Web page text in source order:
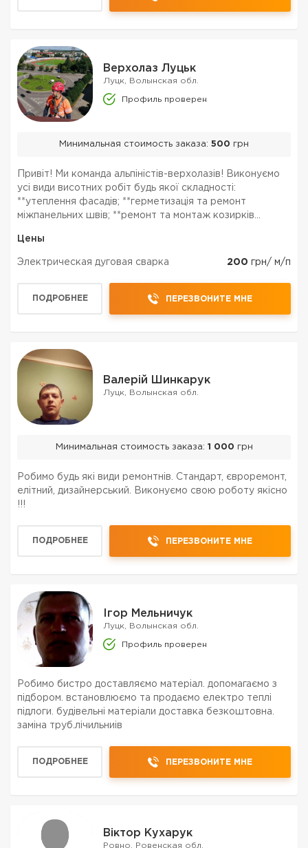
Верхолаз Луцьк
Луцк, Волынская обл.
Профиль проверен
Минимальная стоимость заказа: 500 грн
Привіт! Ми команда альпіністів-верхолазів! Виконуємо
усі види висотних робіт будь якої складності:
**утеплення фасадів; **герметизація та ремонт
міжпанельних швів; **ремонт та монтаж козирків
водостічної системи (ринви); **обрізка та кронування
де...
Цены
Электрическая дуговая сварка 200 грн/ м/п
ПОДРОБНЕЕ ПЕРЕЗВОНИТЕ МНЕ
Валерій Шинкарук
Луцк, Волынская обл.
Минимальная стоимость заказа: 1 000 грн
Робимо будь які види ремонтнів. Стандарт, євроремонт,
елітний, дизайнерський. Виконуємо свою роботу якісно
!!!
ПОДРОБНЕЕ ПЕРЕЗВОНИТЕ МНЕ
Ігор Мельничук
Луцк, Волынская обл.
Профиль проверен
Робимо бистро доставляємо матеріал. допомагаємо з
підбором. встановлюємо та продаємо електро теплі
підлоги. будівельні матеріали доставка безкоштовна.
заміна труб.лічильниів
ПОДРОБНЕЕ ПЕРЕЗВОНИТЕ МНЕ
Віктор Кухарук
Ровно, Ровенская обл.